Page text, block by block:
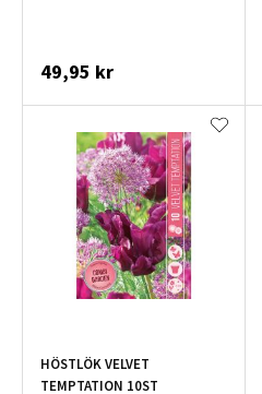
49,95 kr
HÖSTLÖK VELVET
TEMPTATION 10ST